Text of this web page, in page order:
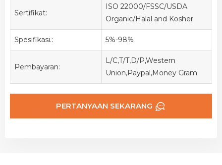
Sertifikat:
ISO 22000/FSSC/USDA
Organic/Halal and Kosher
Spesifikasi.: 5%-98%
Pembayaran:
L/C,T/T,D/P,Western
Union,Paypal,Money Gram
PERTANYAAN SEKARANG